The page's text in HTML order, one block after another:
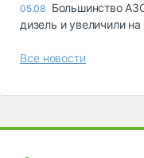
05.08 Большинство
дизель и увеличили на
Все новости